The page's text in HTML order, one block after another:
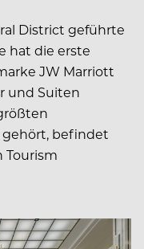
District geführte
hat die erste
JW Marriott
und Suiten
befindet
Tourism